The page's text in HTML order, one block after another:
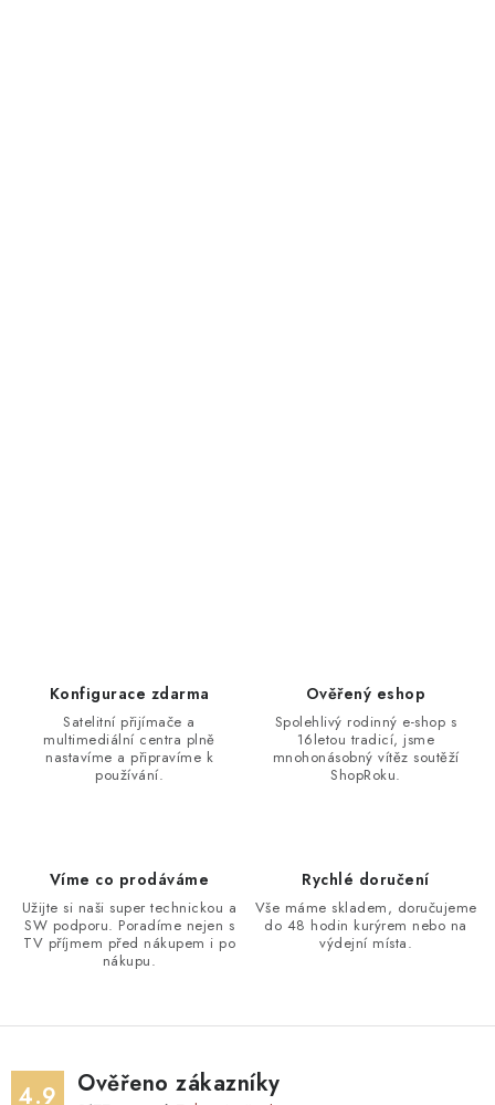
Konfigurace zdarma
Satelitní přijímače a
multimediální centra plně
nastavíme a připravíme k
používání.
Ověřený eshop
Spolehlivý rodinný e-shop s
16letou tradicí, jsme
mnohonásobný vítěz soutěží
ShopRoku.
Víme co prodáváme
Užijte si naši super technickou a
SW podporu. Poradíme nejen s
TV příjmem před nákupem i po
nákupu.
Rychlé doručení
Vše máme skladem, doručujeme
do 48 hodin kurýrem nebo na
výdejní místa.
4.9 Ověřeno zákazníky